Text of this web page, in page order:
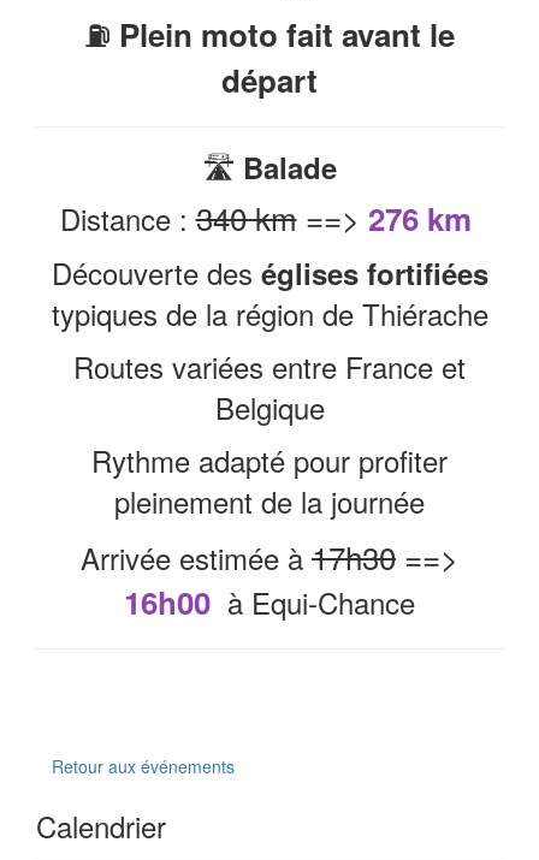
⛽ Plein moto fait avant le
départ
🛣️ Balade
Distance :340 km==> 276 km
Découverte des églises fortifiées
typiques de la région de Thiérache
Routes variées entre France et
Belgique
Rythme adapté pour profiter
pleinement de la journée
Arrivée estimée à 17h30 ==>
16h00 à Equi-Chance
Retour aux événements
Calendrier